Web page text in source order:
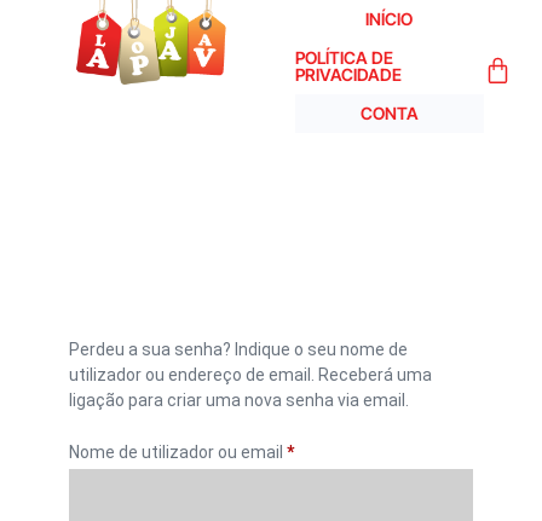
INÍCIO
POLÍTICA DE
PRIVACIDADE
CONTA
Perdeu a sua senha? Indique o seu nome de
utilizador ou endereço de email. Receberá uma
ligação para criar uma nova senha via email.
Nome de utilizador ou email *